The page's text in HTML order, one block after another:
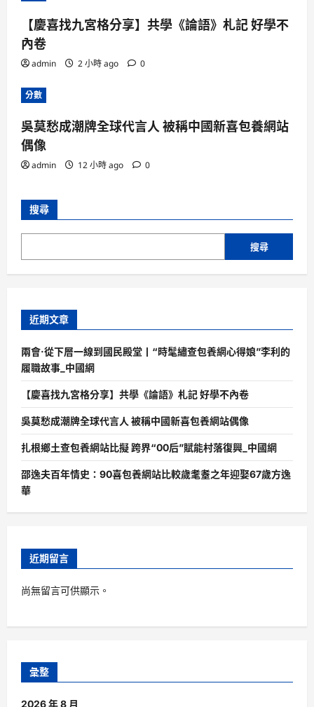
【慶喜找九宮格分享】共學《論語》札記 好學不
內卷
admin 2 小時 ago 0
分數
吳莫愁成潮牌全球代言人 被稱中國新喜包養網站
偶像
admin 12 小時 ago 0
搜尋
搜尋
近期文章
兩會·從下層一線到國民殿堂丨“時髦繡查包養網心得娘”李利的
履職故事_中國網
【慶喜找九宮格分享】共學《論語》札記 好學不內卷
吳莫愁成潮牌全球代言人 被稱中國新喜包養網站偶像
扎根鄉土查包養網站比擬 跨界“00后”賦能村落復興_中國網
邵逸夫百年情史：90喜包養網站比較歲耄耋之年迎娶67歲方逸
華
近期留言
尚無留言可供顯示。
彙整
2026 年 8 月